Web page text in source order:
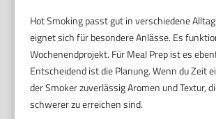
Hot Smoking passt gut in verschiedene
eignet sich für besondere Anlässe. Es
Wochenendprojekt. Für Meal Prep ist es
Entscheidend ist die Planung. Wenn du Zeit
der Smoker zuverlässig Aromen und Textur,
schwerer zu erreichen sind.